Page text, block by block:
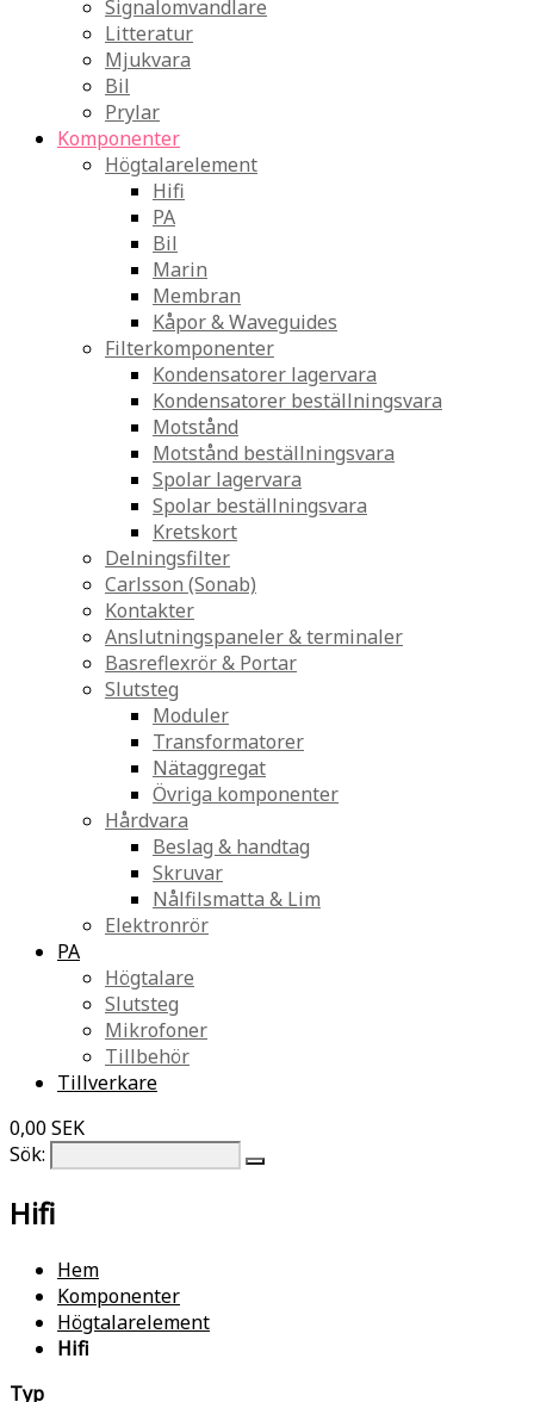
Signalomvandlare
Litteratur
Mjukvara
Bil
Prylar
Komponenter
Högtalarelement
Hifi
PA
Bil
Marin
Membran
Kåpor & Waveguides
Filterkomponenter
Kondensatorer lagervara
Kondensatorer beställningsvara
Motstånd
Motstånd beställningsvara
Spolar lagervara
Spolar beställningsvara
Kretskort
Delningsfilter
Carlsson (Sonab)
Kontakter
Anslutningspaneler & terminaler
Basreflexrör & Portar
Slutsteg
Moduler
Transformatorer
Nätaggregat
Övriga komponenter
Hårdvara
Beslag & handtag
Skruvar
Nålfilsmatta & Lim
Elektronrör
PA
Högtalare
Slutsteg
Mikrofoner
Tillbehör
Tillverkare
0,00 SEK
Sök:
Hifi
Hem
Komponenter
Högtalarelement
Hifi
Typ